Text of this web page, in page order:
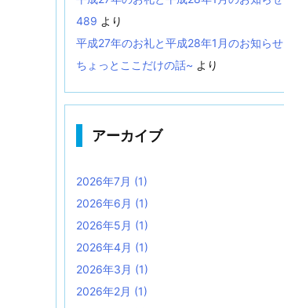
489 より
平成27年のお礼と平成28年1月のお知らせ
ちょっとここだけの話~ より
アーカイブ
2026年7月 (1)
2026年6月 (1)
2026年5月 (1)
2026年4月 (1)
2026年3月 (1)
2026年2月 (1)